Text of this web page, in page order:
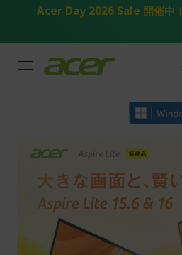
Acer Day 2026 Sale 開催中！